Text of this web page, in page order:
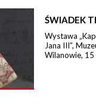
ŚWIADEK
Wystawa
Jana III”,
Wilanowie, 15